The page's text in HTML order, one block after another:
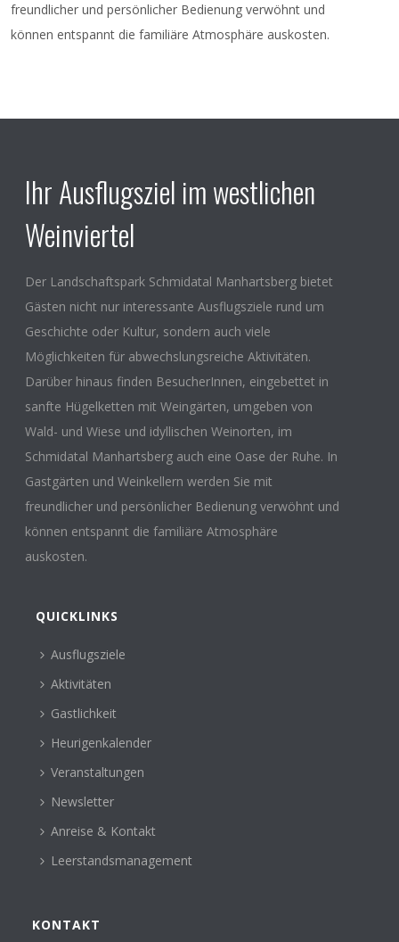
freundlicher und persönlicher Bedienung verwöhnt und
können entspannt die familiäre Atmosphäre auskosten.
Ihr Ausflugsziel im westlichen
Weinviertel
Der Landschaftspark Schmidatal Manhartsberg bietet
Gästen nicht nur interessante Ausflugsziele rund um
Geschichte oder Kultur, sondern auch viele
Möglichkeiten für abwechslungsreiche Aktivitäten.
Darüber hinaus finden BesucherInnen, eingebettet in
sanfte Hügelketten mit Weingärten, umgeben von
Wald- und Wiese und idyllischen Weinorten, im
Schmidatal Manhartsberg auch eine Oase der Ruhe. In
Gastgärten und Weinkellern werden Sie mit
freundlicher und persönlicher Bedienung verwöhnt und
können entspannt die familiäre Atmosphäre
auskosten.
QUICKLINKS
Ausflugsziele
Aktivitäten
Gastlichkeit
Heurigenkalender
Veranstaltungen
Newsletter
Anreise & Kontakt
Leerstandsmanagement
KONTAKT